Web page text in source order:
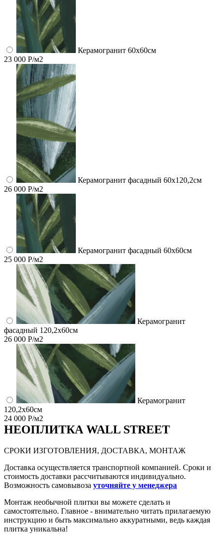
Керамогранит 60x60см
23 000 Р/м2
Керамогранит фасадный 60x120,2см
26 000 Р/м2
Керамогранит фасадный 60x60см
25 000 Р/м2
Керамогранит
фасадный 120,2x60см
26 000 Р/м2
Керамогранит
120,2x60см
24 000 Р/м2
НЕОПЛИТКА WALL STREET
СРОКИ ИЗГОТОВЛЕНИЯ, ДОСТАВКА, МОНТАЖ
Доставка осуществляется транспортной компанией. Сроки и
стоимость доставки рассчитываются индивидуально.
Возможность самовывоза уточняйте у менеджера
Монтаж необычной плитки вы можете сделать и
самостоятельно. Главное - внимательно читать прилагаемую
инструкцию и быть максимально аккуратными, ведь каждая
плитка уникальна!